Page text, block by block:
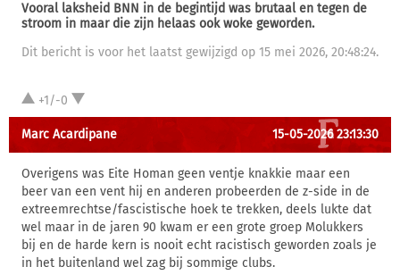
Vooral laksheid BNN in de begintijd was brutaal en tegen de
stroom in maar die zijn helaas ook woke geworden.
Dit bericht is voor het laatst gewijzigd op 15 mei 2026, 20:48:24.
+1/-0
Marc Acardipane 15-05-2026 23:13:30
Overigens was Eite Homan geen ventje knakkie maar een
beer van een vent hij en anderen probeerden de z-side in de
extreemrechtse/fascistische hoek te trekken, deels lukte dat
wel maar in de jaren 90 kwam er een grote groep Molukkers
bij en de harde kern is nooit echt racistisch geworden zoals je
in het buitenland wel zag bij sommige clubs.